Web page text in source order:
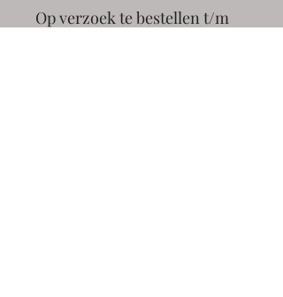
Op verzoek te bestellen t/m